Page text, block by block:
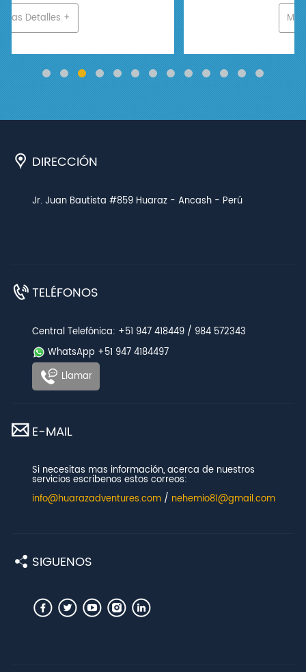
DIRECCIÓN
Jr. Juan Bautista #859 Huaraz - Ancash - Perú
TELÉFONOS
Central Telefónica: +51 947 418449 / 984 572343
WhatsApp +51 947 4184497
Llamar
E-MAIL
Si necesitas mas información, acerca de nuestros
servicios escribenos estos correos:
info@huarazadventures.com/ nehemio81@gmail.com
SIGUENOS